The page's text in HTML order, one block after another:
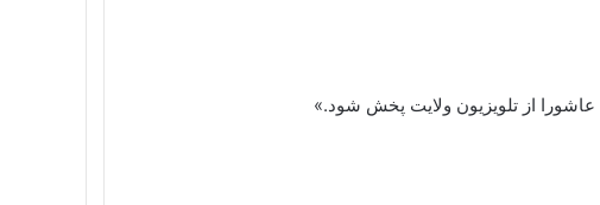
از تلویزیون ولایت پخش شود.»